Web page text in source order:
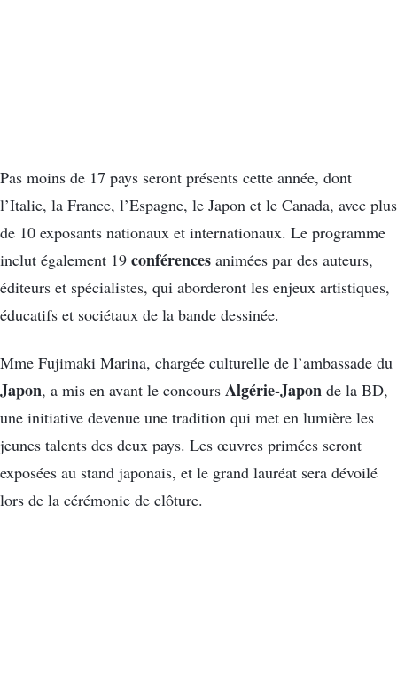
Pas moins de 17 pays seront présents cette année, dont
l’Italie, la France, l’Espagne, le Japon et le Canada, avec plus
de 10 exposants nationaux et internationaux. Le programme
inclut également 19 conférences animées par des auteurs,
éditeurs et spécialistes, qui aborderont les enjeux artistiques,
éducatifs et sociétaux de la bande dessinée.
Mme Fujimaki Marina, chargée culturelle de l’ambassade du
Japon, a mis en avant le concours Algérie-Japon de la BD,
une initiative devenue une tradition qui met en lumière les
jeunes talents des deux pays. Les œuvres primées seront
exposées au stand japonais, et le grand lauréat sera dévoilé
lors de la cérémonie de clôture.